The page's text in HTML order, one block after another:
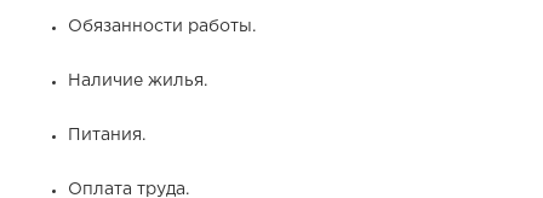
Обязанности работы.
Наличие жилья.
Питания.
Оплата труда.